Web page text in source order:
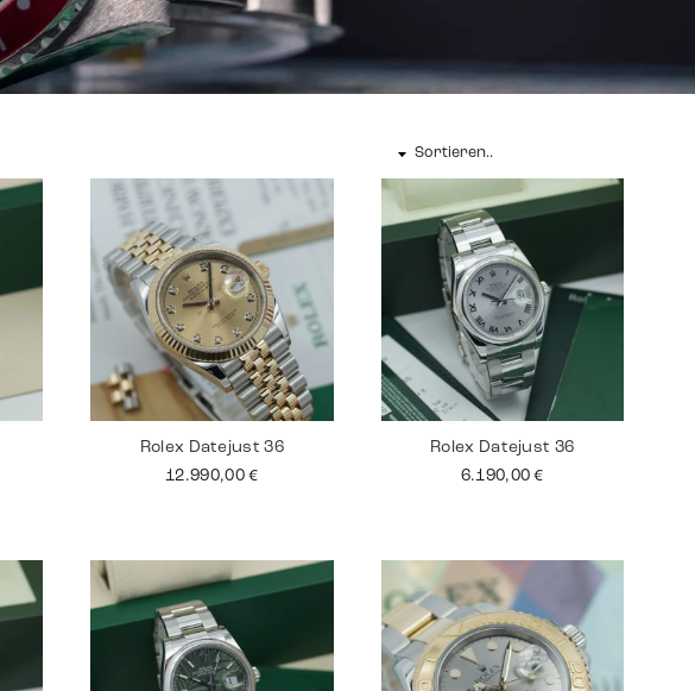
Rolex Datejust 36
12.990,00€
Rolex Datejust 36
6.190,00€